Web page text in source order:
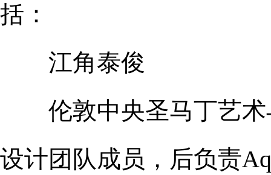
括：
江角泰俊
伦敦中央圣马丁艺术
设计团队成员，后负责